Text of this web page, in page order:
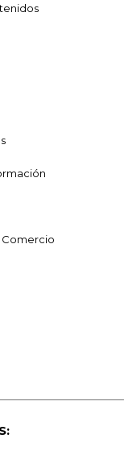
Comercio